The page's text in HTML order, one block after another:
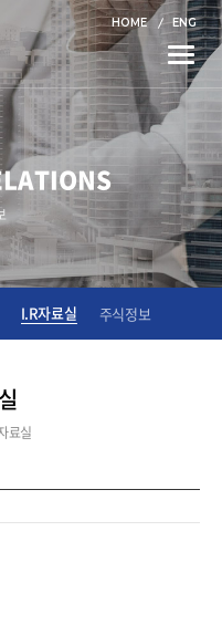
HOME ENG
Toggle
I.R자료실 주식정보
료실